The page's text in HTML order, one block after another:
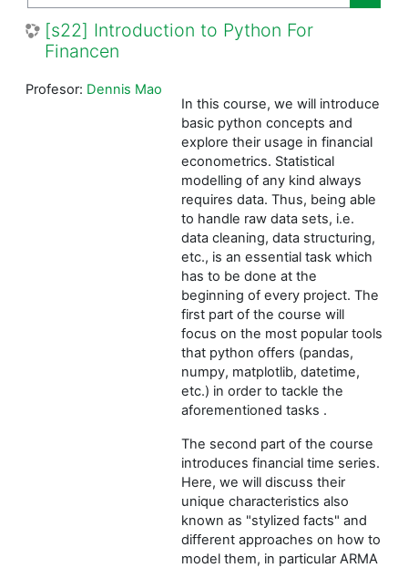
[s22] Introduction to Python For
Financen
In this course, we will introduce
basic python concepts and
explore their usage in financial
econometrics. Statistical
modelling of any kind always
requires data. Thus, being able
to handle raw data sets, i.e.
data cleaning, data structuring,
etc., is an essential task which
has to be done at the
beginning of every project. The
first part of the course will
focus on the most popular tools
that python offers (pandas,
numpy, matplotlib, datetime,
etc.) in order to tackle the
aforementioned tasks .
The second part of the course
introduces financial time series.
Here, we will discuss their
unique characteristics also
known as "stylized facts" and
different approaches on how to
model them, in particular ARMA
Profesor: Dennis Mao